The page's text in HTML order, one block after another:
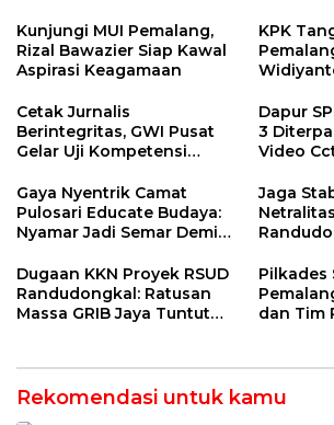
Kunjungi MUI Pemalang,
Rizal Bawazier Siap Kawal
Aspirasi Keagamaan
KPK
Cetak Jurnalis
Berintegritas, GWI Pusat
Gelar Uji Kompetensi
Dapur
3
Video
Gaya Nyentrik Camat
Pulosari Educate Budaya:
Nyamar Jadi Semar Demi
Jaga
Pilkades
Dugaan KKN Proyek RSUD
Randudongkal: Ratusan
Massa GRIB Jaya Tuntut
Pilkades
dan Tim
Rekomendasi untuk kamu